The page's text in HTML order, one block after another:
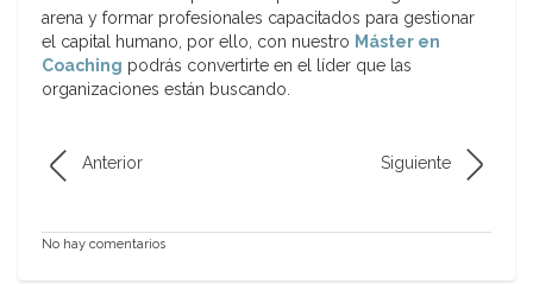
arena y formar profesionales capacitados para gestionar
el capital humano, por ello, con nuestro Máster en
Coaching podrás convertirte en el líder que las
organizaciones están buscando.
Anterior Siguiente
No hay comentarios